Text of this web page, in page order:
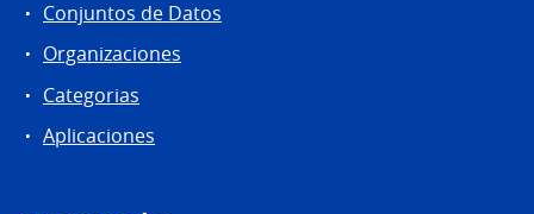
Conjuntos de Datos
Organizaciones
Categorias
Aplicaciones